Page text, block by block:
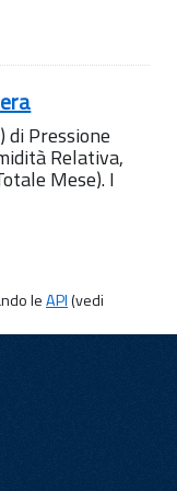
Pressione
Relativa,
Mese). I
leAPI(vedi